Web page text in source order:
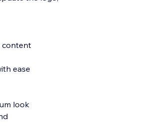
content
ease
look